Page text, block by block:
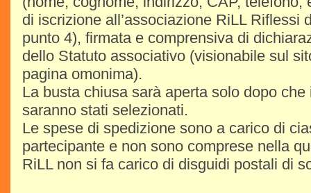
di iscrizione all’associazione RiLL Riflessi
punto 4), firmata e comprensiva di
dello Statuto associativo (visionabile sul
pagina omonima).
La busta chiusa sarà aperta solo dopo
saranno stati selezionati.
Le spese di spedizione sono a carico di
partecipante e non sono comprese nella
RiLL non si fa carico di disguidi postali di